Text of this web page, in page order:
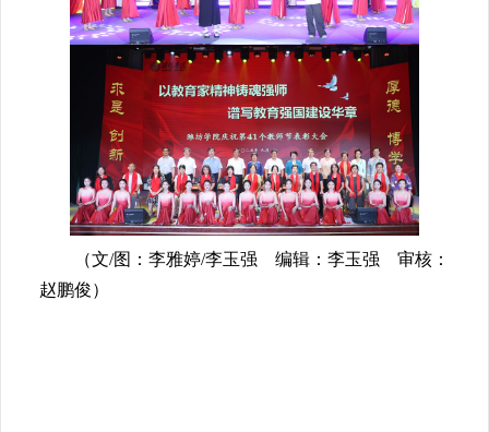
（文/图：李雅婷/李玉强 编辑：李玉强 审核：
赵鹏俊）